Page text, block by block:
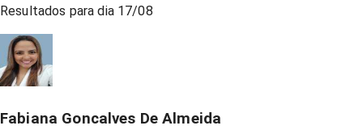
Resultados para dia 17/08
Fabiana Goncalves De Almeida